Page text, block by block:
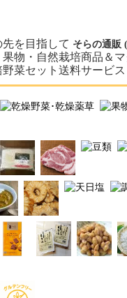
を目指して そらの通販
果物・自然栽培商品＆
菜セット送料サービス